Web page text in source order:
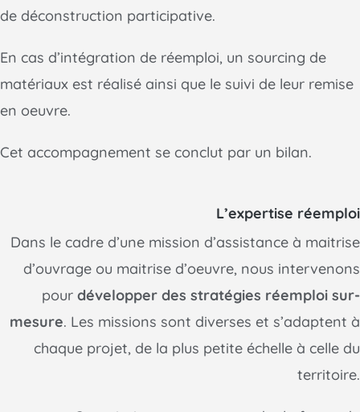
de déconstruction participative.
En cas d’intégration de réemploi, un sourcing de
matériaux est réalisé ainsi que le suivi de leur remise
en oeuvre.
Cet accompagnement se conclut par un bilan.
L’expertise réemploi
Dans le cadre d’une mission d’assistance à maitrise
d’ouvrage ou maitrise d’oeuvre, nous intervenons
pour développer des stratégies réemploi sur-
mesure. Les missions sont diverses et s’adaptent à
chaque projet, de la plus petite échelle à celle du
territoire.